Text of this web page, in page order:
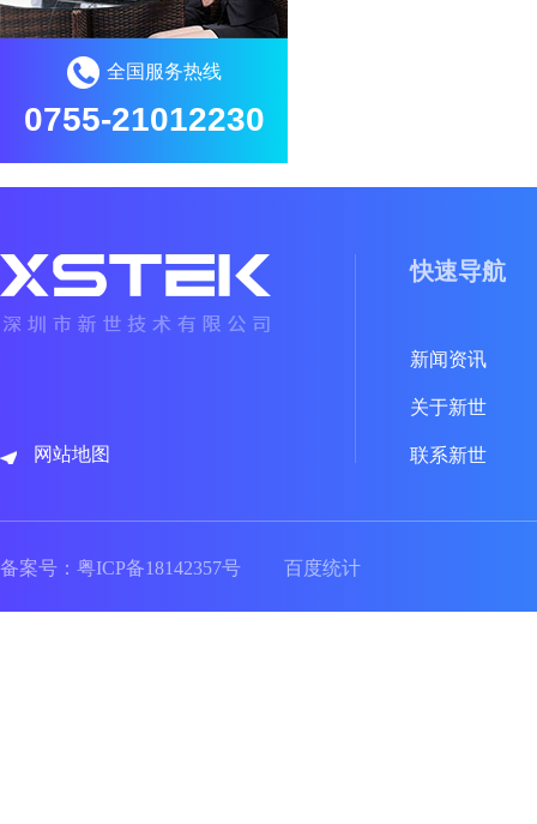
全国服务热线
0755-21012230
网站地图
快速导航
新闻资讯
关于新世
联系新世
备案号： 粤ICP备18142357号 百度统计